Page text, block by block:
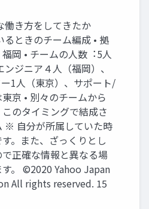
働き⽅をしてきたか
るときのチーム編成 • 拠
岡 • チームの⼈数︓5⼈
ンジニア４⼈（福岡）、
1⼈（東京）、サポート/
京 • 別々のチームから
のタイミングで結成さ
※ 自分が所属していた時
。また、ざっくりとし
正確な情報と異なる場
。 ©2020 Yahoo Japan
All rights reserved. 15